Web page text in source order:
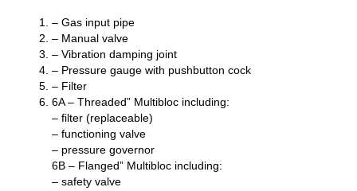
– Gas input pipe
– Manual valve
– Vibration damping joint
– Pressure gauge with pushbutton cock
– Filter
6A – Threaded” Multibloc including:
– filter (replaceable)
– functioning valve
– pressure governor
6B – Flanged” Multibloc including:
– safety valve